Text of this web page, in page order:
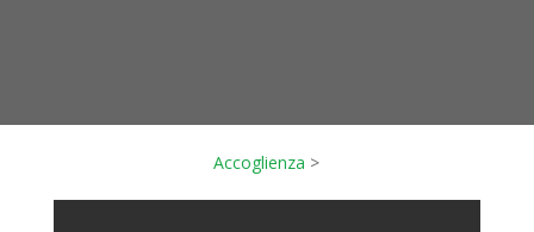
Accoglienza >